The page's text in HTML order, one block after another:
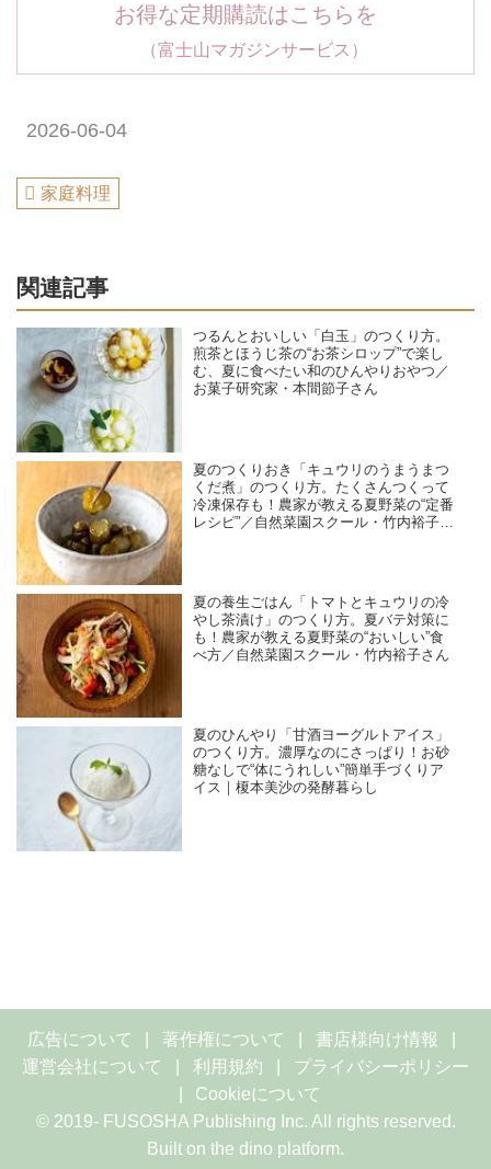
お得な定期購読はこちらを
（富士山マガジンサービス）
2026-06-04
家庭料理
関連記事
つるんとおいしい「白玉」のつくり方。
煎茶とほうじ茶の“お茶シロップ”で楽し
む、夏に食べたい和のひんやりおやつ／
お菓子研究家・本間節子さん
夏のつくりおき「キュウリのうまうまつ
くだ煮」のつくり方。たくさんつくって
冷凍保存も！農家が教える夏野菜の“定番
レシピ”／自然菜園スクール・竹内裕子さ
夏の養生ごはん「トマトとキュウリの冷
やし茶漬け」のつくり方。夏バテ対策に
も！農家が教える夏野菜の“おいしい”食
べ方／自然菜園スクール・竹内裕子さん
夏のひんやり「甘酒ヨーグルトアイス」
のつくり方。濃厚なのにさっぱり！お砂
糖なしで“体にうれしい”簡単手づくりア
イス｜榎本美沙の発酵暮らし
広告について 著作権について
書店様向け情報
運営会社について
利用規約
プライバシーポリシー
Cookieについて
© 2019- FUSOSHA Publishing Inc. All rights reserved.
Built on the dino platform.